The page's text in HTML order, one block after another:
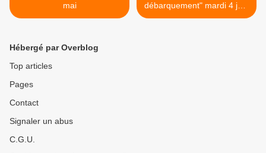
mai
débarquement" mardi 4 juin
à 21h00 sur France 2 >
Hébergé par Overblog
Top articles
Pages
Contact
Signaler un abus
C.G.U.